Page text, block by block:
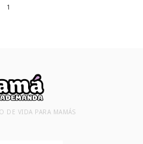
1
DE VIDA PARA MAMÁS